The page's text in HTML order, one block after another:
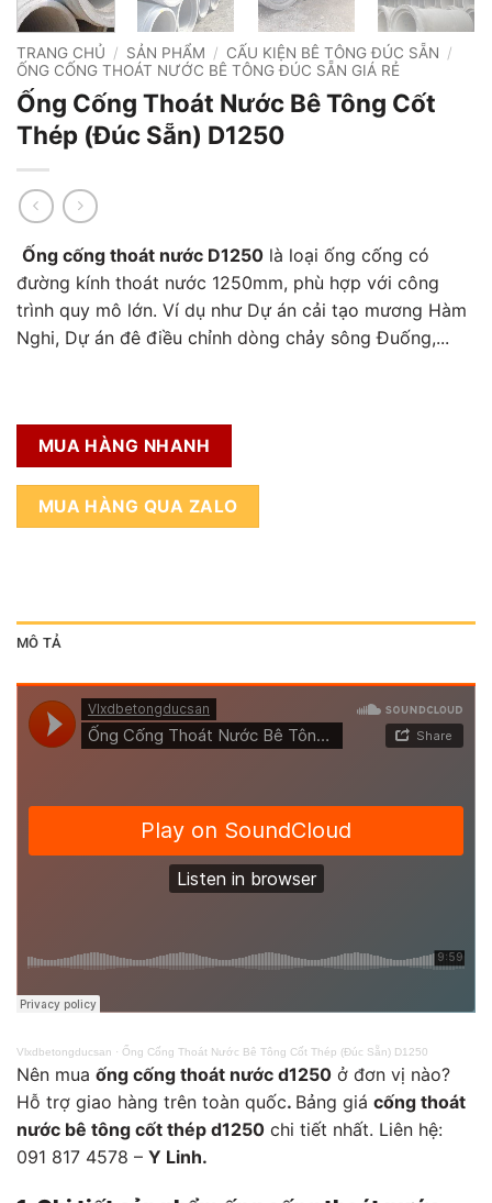
TRANG CHỦ / SẢN PHẨM / CẤU KIỆN BÊ TÔNG ĐÚC SẴN /
ỐNG CỐNG THOÁT NƯỚC BÊ TÔNG ĐÚC SẴN GIÁ RẺ
Ống Cống Thoát Nước Bê Tông Cốt
Thép (Đúc Sẵn) D1250
Ống cống thoát nước D1250 là loại ống cống có
đường kính thoát nước 1250mm, phù hợp với công
trình quy mô lớn. Ví dụ như Dự án cải tạo mương Hàm
Nghi, Dự án đê điều chỉnh dòng chảy sông Đuống,...
MUA HÀNG NHANH
MUA HÀNG QUA ZALO
MÔ TẢ
Vlxdbetongducsan · Ống Cống Thoát Nước Bê Tông Cốt Thép (Đúc Sẵn) D1250
Nên mua ống cống thoát nước d1250 ở đơn vị nào?
Hỗ trợ giao hàng trên toàn quốc. Bảng giá cống thoát
nước bê tông cốt thép d1250 chi tiết nhất. Liên hệ:
091 817 4578 – Y Linh.